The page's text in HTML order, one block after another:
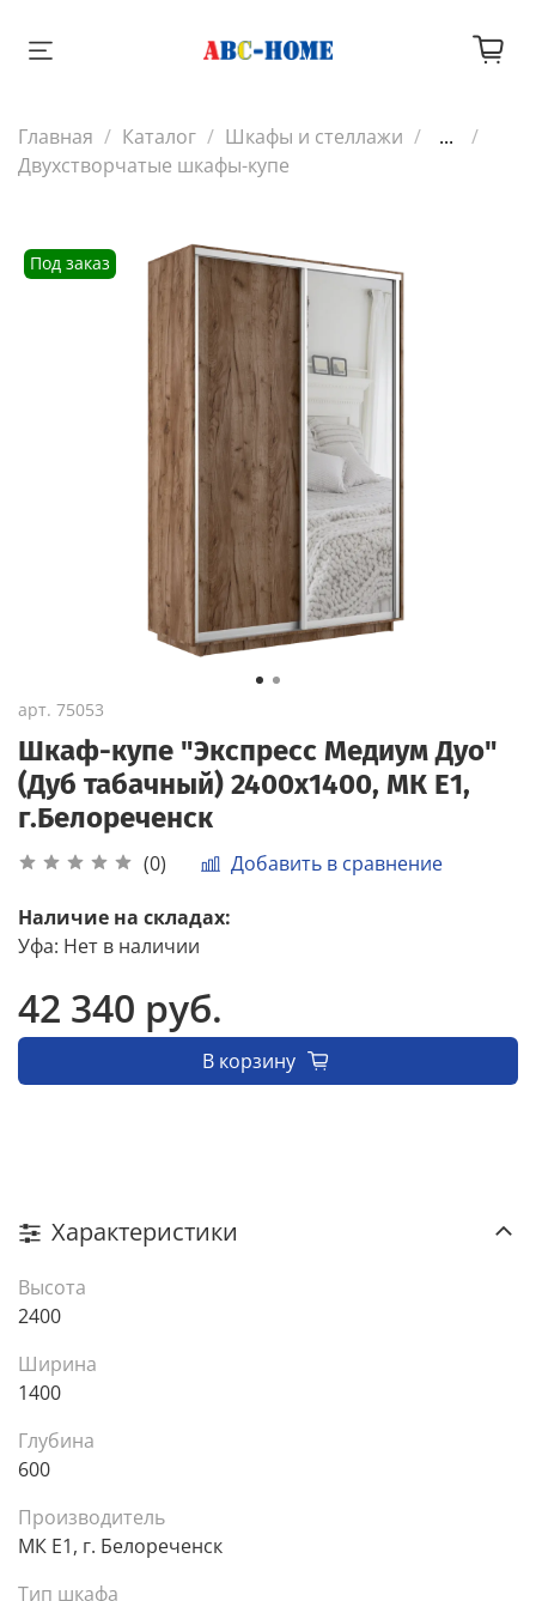
Главная Каталог Шкафы и стеллажи
...
Двухстворчатые шкафы-купе
Под заказ
арт. 75053
Шкаф-купе "Экспресс Медиум Дуо"
(Дуб табачный) 2400х1400, МК Е1,
г.Белореченск
(0) Добавить в сравнение
Наличие на складах:
Уфа: Нет в наличии
42 340 руб.
В корзину
Характеристики
Высота
2400
Ширина
1400
Глубина
600
Производитель
МК Е1, г. Белореченск
Тип шкафа